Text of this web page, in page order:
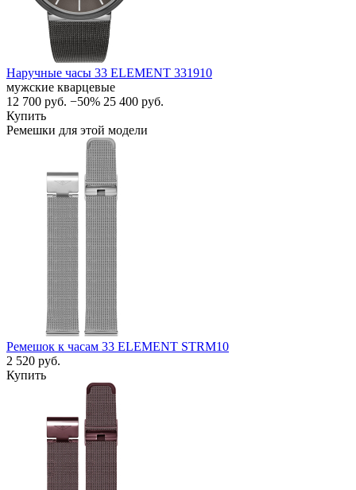
Наручные часы 33 ELEMENT 331910
мужские кварцевые
12 700 руб. −50% 25 400 руб.
Купить
Ремешки для этой модели
Ремешок к часам 33 ELEMENT STRM10
2 520 руб.
Купить